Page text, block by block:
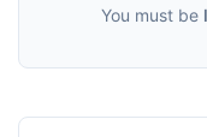
You must be